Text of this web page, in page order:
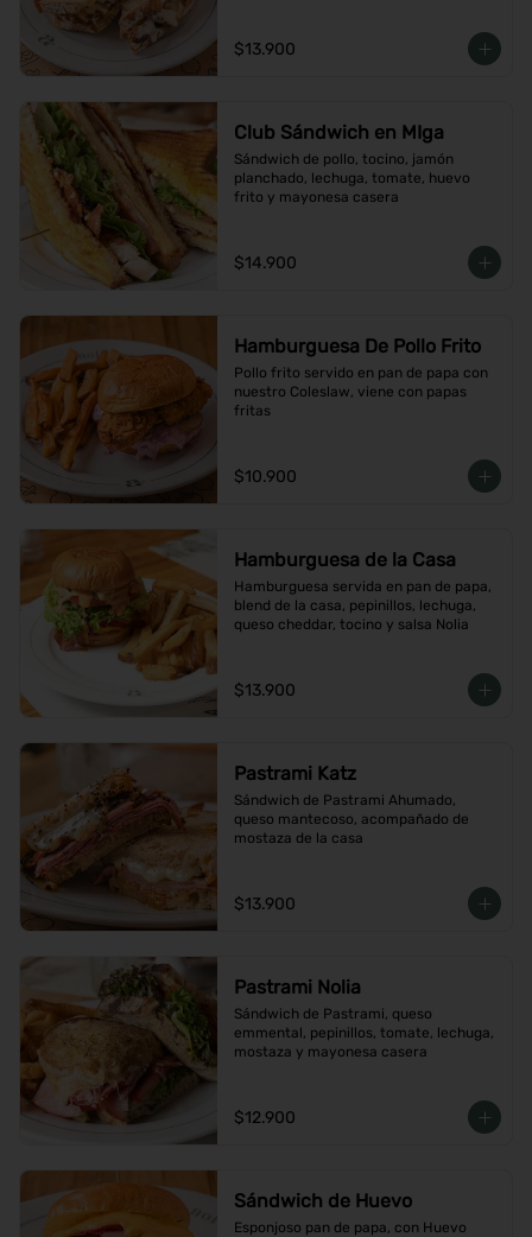
$13.900
Club Sándwich en MIga
Sándwich de pollo, tocino, jamón
planchado, lechuga, tomate, huevo
frito y mayonesa casera
$14.900
Hamburguesa De Pollo Frito
Pollo frito servido en pan de papa con
nuestro Coleslaw, viene con papas
fritas
$10.900
Hamburguesa de la Casa
Hamburguesa servida en pan de papa,
blend de la casa, pepinillos, lechuga,
queso cheddar, tocino y salsa Nolia
$13.900
Pastrami Katz
Sándwich de Pastrami Ahumado,
queso mantecoso, acompañado de
mostaza de la casa
$13.900
Pastrami Nolia
Sándwich de Pastrami, queso
emmental, pepinillos, tomate, lechuga,
mostaza y mayonesa casera
$12.900
Sándwich de Huevo
Esponjoso pan de papa, con Huevo